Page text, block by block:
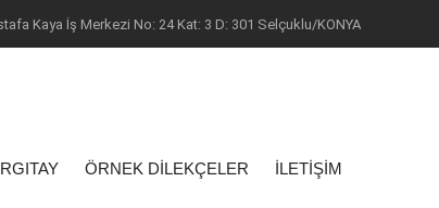
Kaya İş Merkezi No: 24 Kat: 3 D: 301 Selçuklu/KONYA
ÖRNEK DİLEKÇELER İLETİŞİM